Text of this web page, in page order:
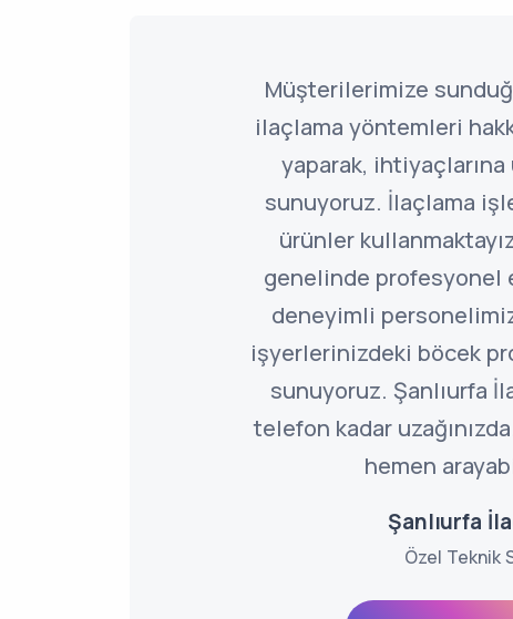
Müşterilerimize
ilaçlama yöntemleri
yaparak,
sunuyoruz. İlaçlama
ürünler
genelinde profesyonel
deneyimli
işyerlerinizdeki böcek
sunuyoruz. Şanlıurfa
telefon kadar
hemen
Şanlıurfa
Özel Teknik